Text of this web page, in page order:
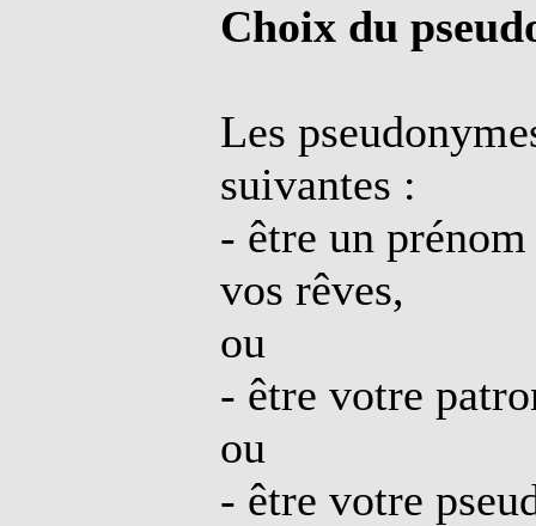
Choix du
Les
suivantes :
- être un
vos rêves,
ou
- être votre
ou
- être votre